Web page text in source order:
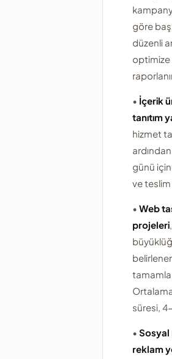
göre
düzenli
optimize
• İçerik
tanıtım
hizmet
günü
ve teslim
• Web
projeleri
süresi,
• Sosyal
reklam